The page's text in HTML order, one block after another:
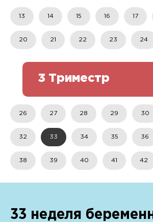
13 14 15 16 17
20 21 22 23 24
3 Триместр
26 27 28 29 30
32 33 34 35 36
38 39 40 41 42
33 неделя